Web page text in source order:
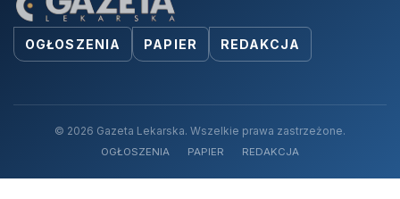
OGŁOSZENIA PAPIER REDAKCJA
© 2026 Gazeta Lekarska. Wszelkie prawa zastrzeżone.
OGŁOSZENIA PAPIER REDAKCJA